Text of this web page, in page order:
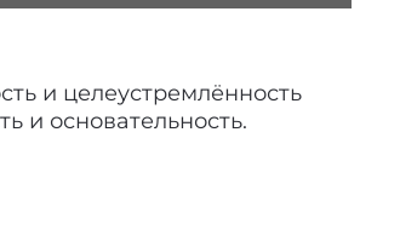
и целеустремлённость
и основательность.